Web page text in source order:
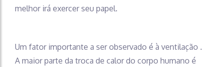
melhor irá exercer seu papel.
Um fator importante a ser observado é à ventilação .
A maior parte da troca de calor do corpo humano é